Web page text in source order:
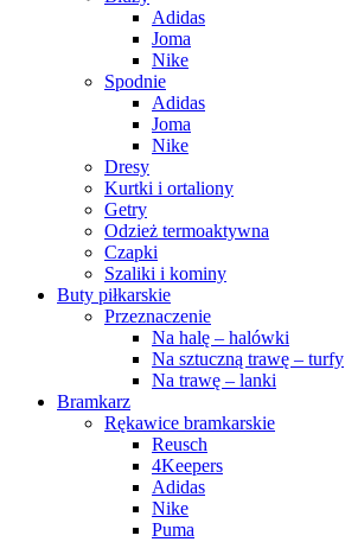
Adidas
Joma
Nike
Spodnie
Adidas
Joma
Nike
Dresy
Kurtki i ortaliony
Getry
Odzież termoaktywna
Czapki
Szaliki i kominy
Buty piłkarskie
Przeznaczenie
Na halę – halówki
Na sztuczną trawę – turfy
Na trawę – lanki
Bramkarz
Rękawice bramkarskie
Reusch
4Keepers
Adidas
Nike
Puma